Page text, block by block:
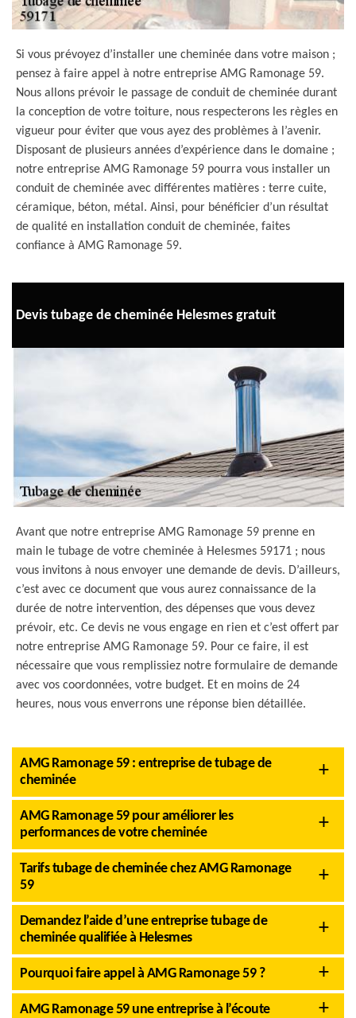
Si vous prévoyez d’installer une cheminée dans votre maison ;
pensez à faire appel à notre entreprise AMG Ramonage 59.
Nous allons prévoir le passage de conduit de cheminée durant
la conception de votre toiture, nous respecterons les règles en
vigueur pour éviter que vous ayez des problèmes à l’avenir.
Disposant de plusieurs années d’expérience dans le domaine ;
notre entreprise AMG Ramonage 59 pourra vous installer un
conduit de cheminée avec différentes matières : terre cuite,
céramique, béton, métal. Ainsi, pour bénéficier d’un résultat
de qualité en installation conduit de cheminée, faites
confiance à AMG Ramonage 59.
Devis tubage de cheminée Helesmes gratuit
Avant que notre entreprise AMG Ramonage 59 prenne en
main le tubage de votre cheminée à Helesmes 59171 ; nous
vous invitons à nous envoyer une demande de devis. D’ailleurs,
c’est avec ce document que vous aurez connaissance de la
durée de notre intervention, des dépenses que vous devez
prévoir, etc. Ce devis ne vous engage en rien et c’est offert par
notre entreprise AMG Ramonage 59. Pour ce faire, il est
nécessaire que vous remplissiez notre formulaire de demande
avec vos coordonnées, votre budget. Et en moins de 24
heures, nous vous enverrons une réponse bien détaillée.
AMG Ramonage 59 : entreprise de tubage de
cheminée
AMG Ramonage 59 pour améliorer les
performances de votre cheminée
Tarifs tubage de cheminée chez AMG Ramonage
59
Demandez l’aide d’une entreprise tubage de
cheminée qualifiée à Helesmes
Pourquoi faire appel à AMG Ramonage 59 ?
AMG Ramonage 59 une entreprise à l’écoute